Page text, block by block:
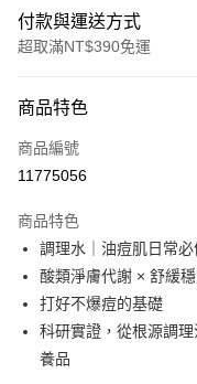
付款與運送方式
超取滿NT$390免運
POYA支付
信用卡一次付款
LINE Pay
Apple Pay
街口支付
悠遊付
商品特色
商品編號
11775056
商品特色
調理水｜油痘肌日常必
酸類淨膚代謝 × 舒緩
打好不爆痘的基礎
科研實證，從根源調
養品